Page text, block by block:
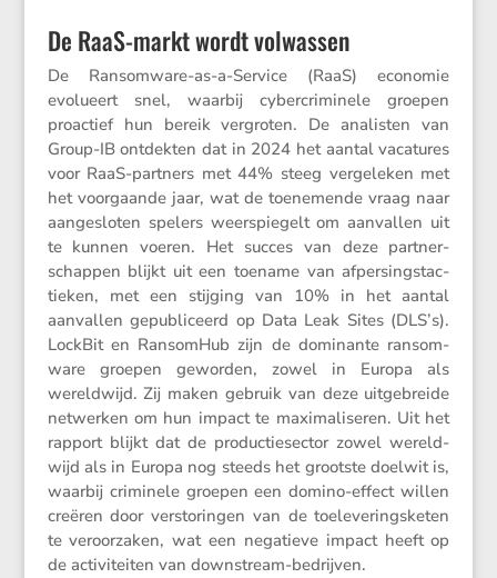
De RaaS-markt wordt volwassen
De Ransom­ware-as-a-Service (RaaS) economie
evolu­eert snel, waarbij cyber­cri­mi­nele groepen
proac­tief hun bereik vergroten. De analisten van
Group-IB ontdekten dat in 2024 het aantal vacatures
voor RaaS-partners met 44% steeg verge­leken met
het voorgaande jaar, wat de toene­mende vraag naar
aange­sloten spelers weerspie­gelt om aanvallen uit
te kunnen voeren. Het succes van deze partner­
schappen blijkt uit een toename van afper­sings­tac­
tieken, met een stijging van 10% in het aantal
aanvallen gepubli­ceerd op Data Leak Sites (DLS’s).
LockBit en RansomHub zijn de dominante ransom­
ware groepen geworden, zowel in Europa als
wereld­wijd. Zij maken gebruik van deze uitge­breide
netwerken om hun impact te maxima­li­seren. Uit het
rapport blijkt dat de produc­tie­sector zowel wereld­
wijd als in Europa nog steeds het grootste doelwit is,
waarbij crimi­nele groepen een domino-effect willen
creëren door versto­ringen van de toele­ve­rings­keten
te veroor­zaken, wat een negatieve impact heeft op
de activi­teiten van downstream-bedrijven.